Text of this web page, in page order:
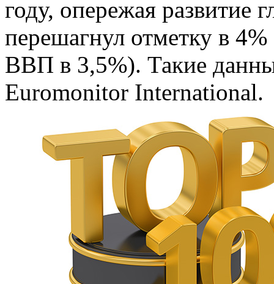
году, опережая развитие
перешагнул отметку в
ВВП в 3,5%). Такие
Euromonitor International.